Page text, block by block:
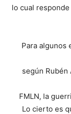
lo cual
Para algunos
según Rubén
FMLN, la
Lo cierto es